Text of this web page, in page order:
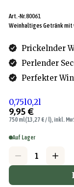
Art.-Nr.80061
Weinhaltiges Getränk mit
Prickelnder
Perlender
Perfekter
0,75l0,2l
9,95 €
750 ml(13,27 € / l), inkl.
Auf Lager